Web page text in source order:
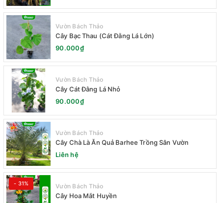
Vườn Bách Thảo
Cây Bạc Thau (Cát Đằng Lá Lớn)
90.000₫
Vườn Bách Thảo
Cây Cát Đằng Lá Nhỏ
90.000₫
Vườn Bách Thảo
Cây Chà Là Ăn Quả Barhee Trồng Sân Vườn
Liên hệ
- 31% Vườn Bách Thảo
Cây Hoa Mắt Huyền